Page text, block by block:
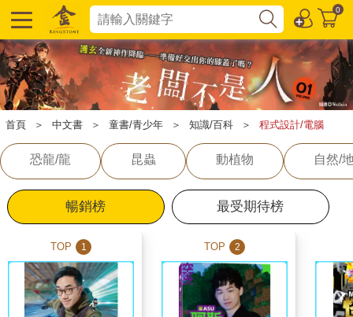
0
首頁 ＞ 中文書 ＞ 童書/青少年 ＞ 知識/百科 ＞ 程式設計/電腦
恐龍/龍 昆蟲 動植物 自然/
暢銷榜 最受期待榜
TOP 1 TOP 2